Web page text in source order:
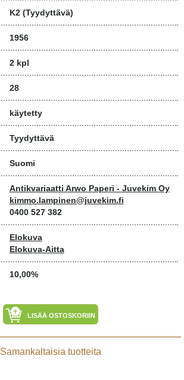
K2 (Tyydyttävä)
1956
2 kpl
28
käytetty
Tyydyttävä
Suomi
Antikvariaatti Arwo Paperi - Juvekim Oy
kimmo.lampinen@juvekim.fi
0400 527 382
Elokuva
Elokuva-Aitta
10,00%
LISÄÄ OSTOSKORIIN
Samankaltaisia tuotteita